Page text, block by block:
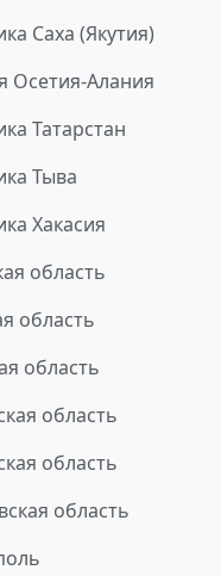
Саха (Якутия)
Осетия-Алания
Татарстан
Тыва
Хакасия
область
область
область
область
область
область